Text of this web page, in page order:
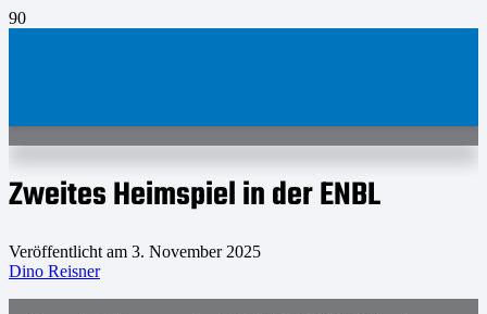
Zweites Heimspiel in der ENBL
Veröffentlicht am 3. November 2025
Dino Reisner